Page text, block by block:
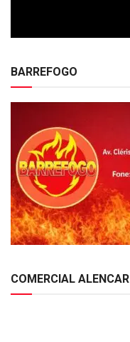
BARREFOGO
COMERCIAL ALENCAR